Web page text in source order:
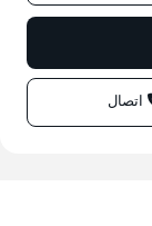
اتصال